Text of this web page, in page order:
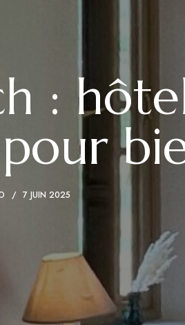
:
7 JUIN 2025